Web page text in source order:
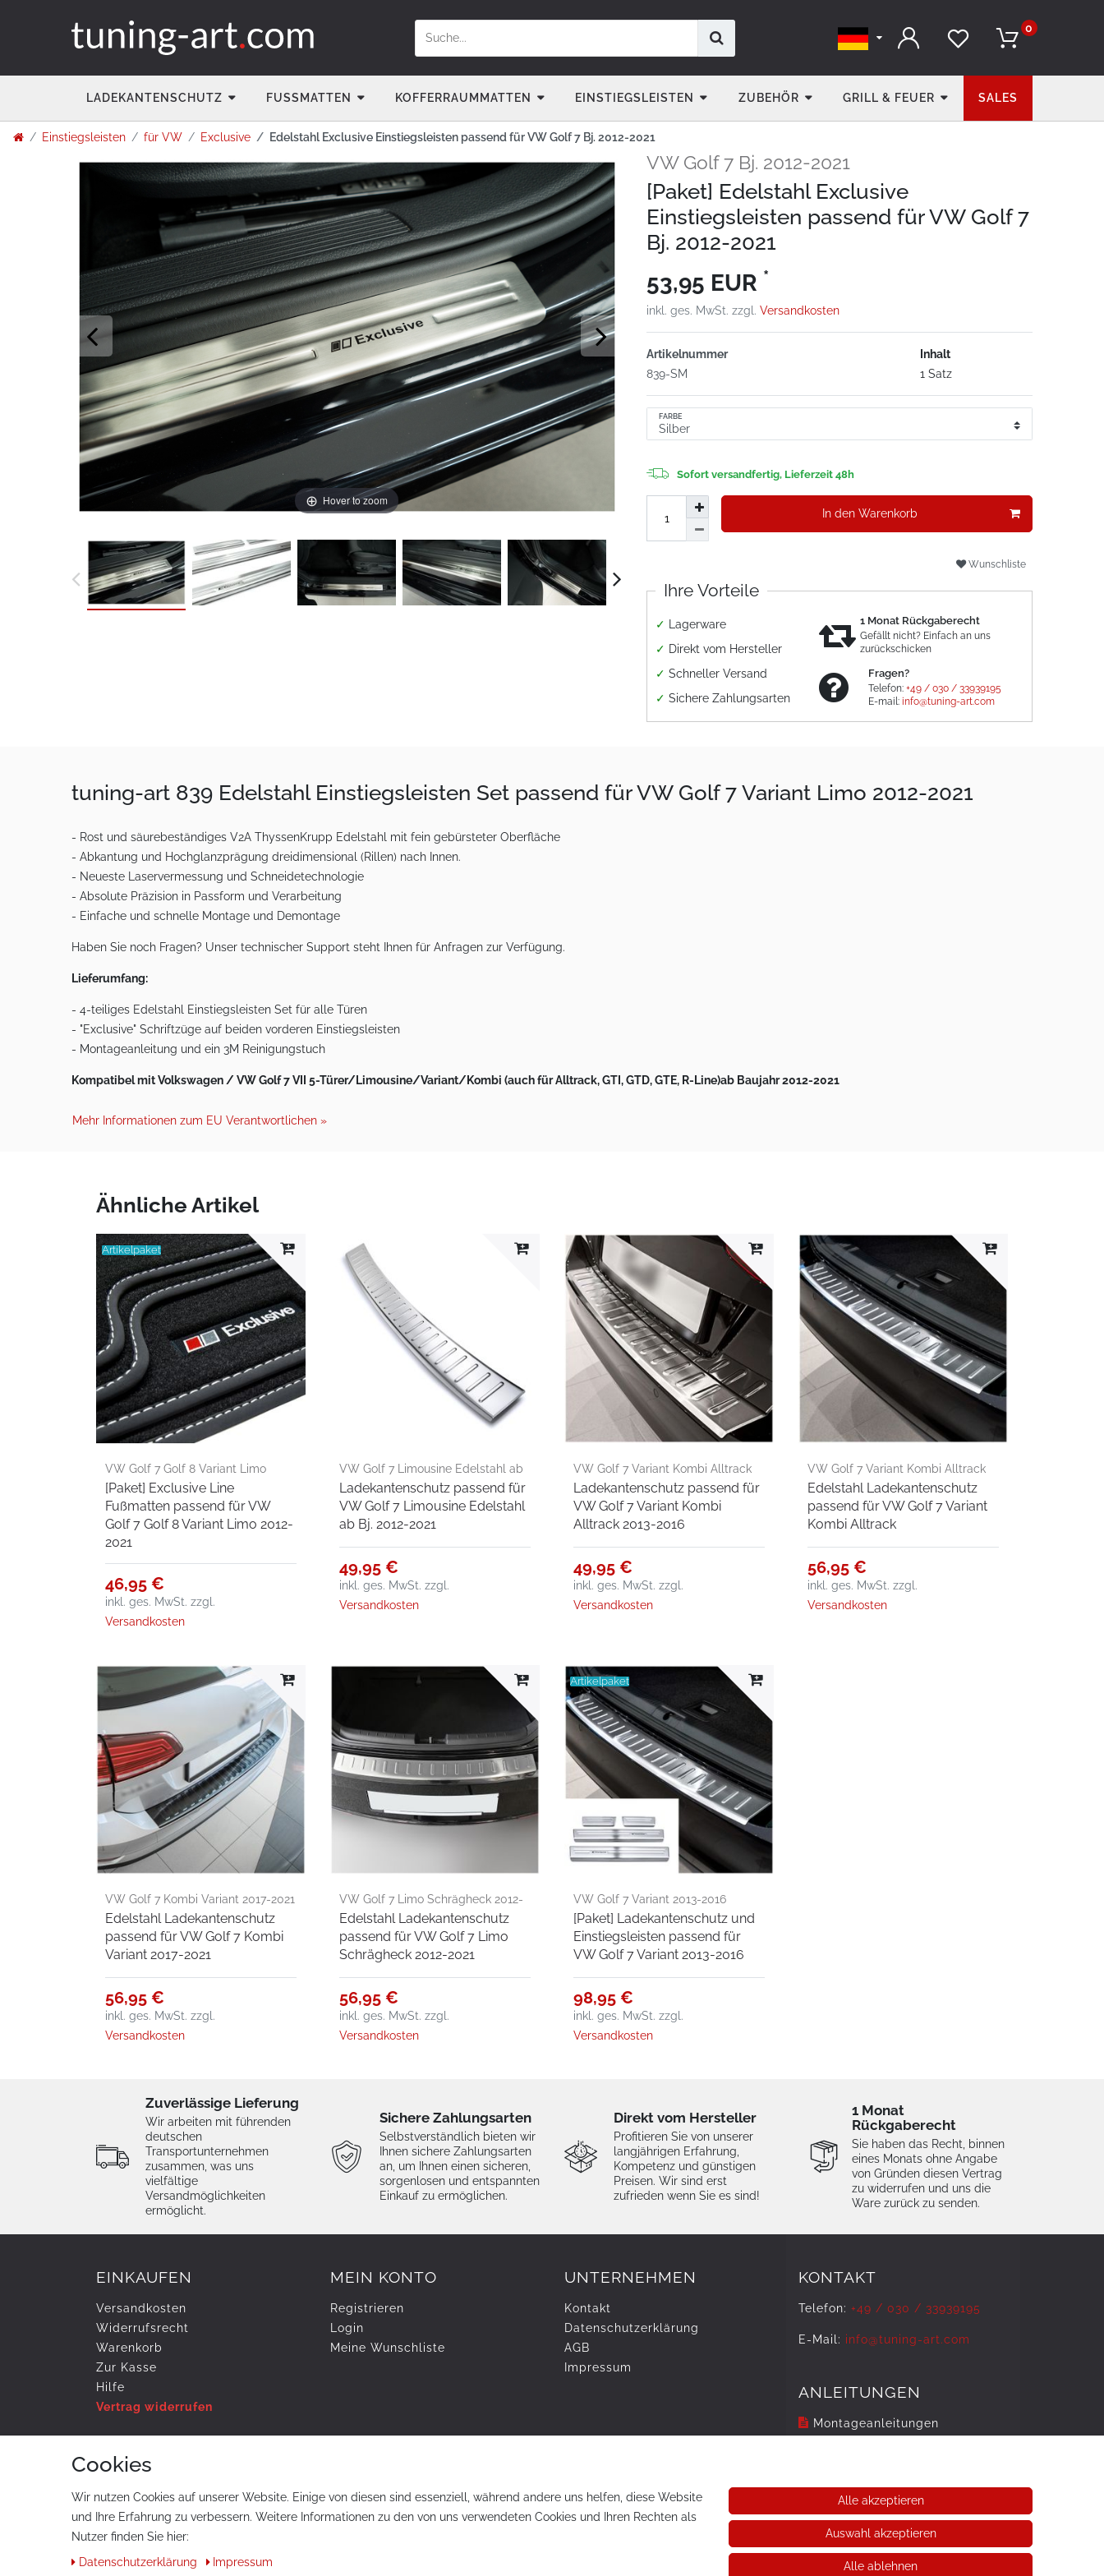
0
LADEKANTENSCHUTZ FUSSMATTEN KOFFERRAUMMATTEN EINSTIEGSLEISTEN ZUBEHÖR GRILL & FEUER SALES
Einstiegsleisten für VW Exclusive Edelstahl Exclusive Einstiegsleisten passend für VW Golf 7 Bj. 2012-2021
Hover to zoom
VW Golf 7 Bj. 2012-2021
[Paket] Edelstahl Exclusive
Einstiegsleisten passend für VW Golf 7
Bj. 2012-2021
53,95 EUR *
inkl. ges. MwSt. zzgl. Versandkosten
Artikelnummer
839-SM
Inhalt
1 Satz
FARBE
Sofort versandfertig, Lieferzeit 48h
In den Warenkorb
Wunschliste
Ihre Vorteile
✓ Lagerware
✓ Direkt vom Hersteller
✓ Schneller Versand
✓ Sichere Zahlungsarten
1 Monat Rückgaberecht
Gefällt nicht? Einfach an uns
zurückschicken
Fragen?
Telefon:+49 / 030 / 33939195
E-mail:info@tuning-art.com
tuning-art 839 Edelstahl Einstiegsleisten Set passend für VW Golf 7 Variant Limo 2012-2021
- Rost und säurebeständiges V2A ThyssenKrupp Edelstahl mit fein gebürsteter Oberfläche
- Abkantung und Hochglanzprägung dreidimensional (Rillen) nach Innen.
- Neueste Laservermessung und Schneidetechnologie
- Absolute Präzision in Passform und Verarbeitung
- Einfache und schnelle Montage und Demontage
Haben Sie noch Fragen? Unser technischer Support steht Ihnen für Anfragen zur Verfügung.
Lieferumfang:
- 4-teiliges Edelstahl Einstiegsleisten Set für alle Türen
- "Exclusive" Schriftzüge auf beiden vorderen Einstiegsleisten
- Montageanleitung und ein 3M Reinigungstuch
Kompatibel mit Volkswagen / VW Golf 7 VII 5-Türer/Limousine/Variant/Kombi (auch für Alltrack, GTI, GTD, GTE, R-Line)ab Baujahr 2012-2021
Mehr Informationen zum EU Verantwortlichen »
Ähnliche Artikel
Artikelpaket
VW Golf 7 Golf 8 Variant Limo
2012-2021
[Paket] Exclusive Line
Fußmatten passend für VW
Golf 7 Golf 8 Variant Limo 2012-
2021
46,95 €
inkl. ges. MwSt. zzgl.
Versandkosten
VW Golf 7 Limousine Edelstahl ab
Bj. 2012-2021
Ladekantenschutz passend für
VW Golf 7 Limousine Edelstahl
ab Bj. 2012-2021
49,95 €
inkl. ges. MwSt. zzgl.
Versandkosten
VW Golf 7 Variant Kombi Alltrack
2013-2016
Ladekantenschutz passend für
VW Golf 7 Variant Kombi
Alltrack 2013-2016
49,95 €
inkl. ges. MwSt. zzgl.
Versandkosten
VW Golf 7 Variant Kombi Alltrack
Edelstahl Ladekantenschutz
passend für VW Golf 7 Variant
Kombi Alltrack
56,95 €
inkl. ges. MwSt. zzgl.
Versandkosten
VW Golf 7 Kombi Variant 2017-2021
Edelstahl Ladekantenschutz
passend für VW Golf 7 Kombi
Variant 2017-2021
56,95 €
inkl. ges. MwSt. zzgl.
Versandkosten
VW Golf 7 Limo Schrägheck 2012-
2021
Edelstahl Ladekantenschutz
passend für VW Golf 7 Limo
Schrägheck 2012-2021
56,95 €
inkl. ges. MwSt. zzgl.
Versandkosten
Artikelpaket
VW Golf 7 Variant 2013-2016
[Paket] Ladekantenschutz und
Einstiegsleisten passend für
VW Golf 7 Variant 2013-2016
98,95 €
inkl. ges. MwSt. zzgl.
Versandkosten
Zuverlässige Lieferung
Wir arbeiten mit führenden
deutschen
Transportunternehmen
zusammen, was uns
vielfältige
Versandmöglichkeiten
ermöglicht.
Sichere Zahlungsarten
Selbstverständlich bieten wir
Ihnen sichere Zahlungsarten
an, um Ihnen einen sicheren,
sorgenlosen und entspannten
Einkauf zu ermöglichen.
Direkt vom Hersteller
Profitieren Sie von unserer
langjährigen Erfahrung,
Kompetenz und günstigen
Preisen. Wir sind erst
zufrieden wenn Sie es sind!
1 Monat
Rückgaberecht
Sie haben das Recht, binnen
eines Monats ohne Angabe
von Gründen diesen Vertrag
zu widerrufen und uns die
Ware zurück zu senden.
EINKAUFEN
Versandkosten
Widerrufs­recht
Warenkorb
Zur Kasse
Hilfe
Vertrag widerrufen
MEIN KONTO
Registrieren
Login
Meine Wunschliste
UNTERNEHMEN
Kontakt
Daten­schutz­erklärung
AGB
Impressum
ZAHLUNG & VERSAND
KONTAKT
Telefon: +49 / 030 / 33939195
E-Mail: info@tuning-art.com
ANLEITUNGEN
Montageanleitungen
Cookies
Wir nutzen Cookies auf unserer Website. Einige von diesen sind essenziell, während andere uns helfen, diese Website
und Ihre Erfahrung zu verbessern. Weitere Informationen zu den von uns verwendeten Cookies und Ihren Rechten als
Nutzer finden Sie hier:
Daten­schutz­erklärung
Impressum
Alle akzeptieren
Auswahl akzeptieren
Alle ablehnen